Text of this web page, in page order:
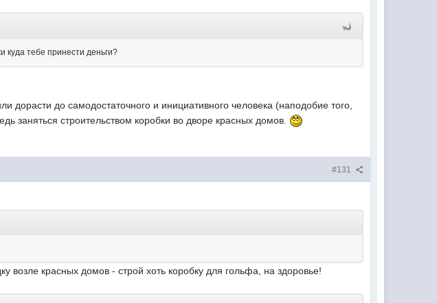
куда тебе принести деньги?
до самодостаточного и инициативного человека (наподобие того,
заняться строительством коробки во дворе красных домов.
#131
возле красных домов - строй хоть коробку для гольфа, на здоровье!